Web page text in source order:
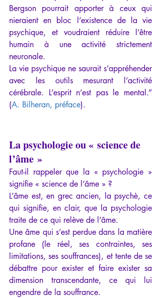
Bergson pourrait apporter à ceux qui
nieraient en bloc l’existence de la vie
psychique, et voudraient réduire l’être
humain à une activité strictement
neuronale.
La vie psychique ne saurait s’appréhender
avec les outils mesurant l’activité
cérébrale. L’esprit n’est pas le mental.”
(A. Bilheran, préface).
La psychologie ou « science de
l’âme »
Faut-il rappeler que la « psychologie »
signifie « science de l’âme » ?
L’âme est, en grec ancien, la psychè, ce
qui signifie, en clair, que la psychologie
traite de ce qui relève de l’âme.
Une âme qui s’est perdue dans la matière
profane (le réel, ses contraintes, ses
limitations, ses souffrances), et tente de se
débattre pour exister et faire exister sa
dimension transcendante, ce qui lui
engendre de la souffrance.